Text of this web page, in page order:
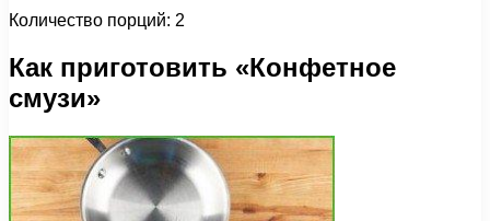
Количество порций: 2
Как приготовить «Конфетное
смузи»